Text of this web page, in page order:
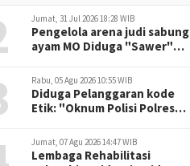
Jumat, 31 Jul 2026 18:28 WIB
Pengelola arena judi sabung
ayam MO Diduga "Sawer"
Rabu, 05 Agu 2026 10:55 WIB
Diduga Pelanggaran kode
Etik: "Oknum Polisi Polresta
Penuntasan Kode Etik"
Jumat, 07 Agu 2026 14:47 WIB
Lembaga Rehabilitasi